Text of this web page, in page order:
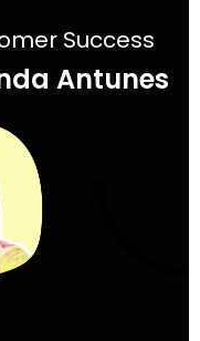
Success
Antunes